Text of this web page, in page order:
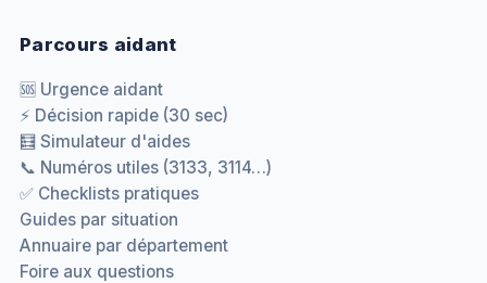
Parcours aidant
🆘 Urgence aidant
⚡ Décision rapide (30 sec)
🧮 Simulateur d'aides
📞 Numéros utiles (3133, 3114…)
✅ Checklists pratiques
Guides par situation
Annuaire par département
Foire aux questions